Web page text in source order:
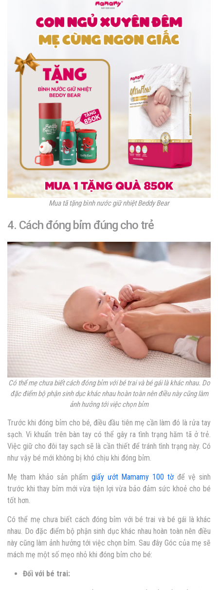
Mua tã tặng bình nước giữ nhiệt Beddy Bear
4. Cách đóng bỉm đúng cho trẻ
Có thể mẹ chưa biết cách đóng bỉm với bé trai và bé gái là khác nhau. Do
đặc điểm bộ phận sinh dục khác nhau hoàn toàn nên điều này cũng làm
ảnh hưởng tới việc chọn bỉm
Trước khi đóng bỉm cho bé, điều đầu tiên mẹ cần làm đó là rửa tay
sạch. Vi khuẩn trên bàn tay có thể gây ra tình trạng hăm tã ở trẻ.
Việc giữ cho đôi tay sạch sẽ là cần thiết để tránh tình trạng này. Có
như vậy bé mới không bị khó chịu khi đóng bỉm.
Mẹ tham khảo sản phẩm giấy ướt Mamamy 100 tờ để vệ sinh
trước khi thay bỉm mới vừa tiện lợi vừa bảo đảm sức khoẻ cho bé
tốt hơn.
Có thể mẹ chưa biết cách đóng bỉm với bé trai và bé gái là khác
nhau. Do đặc điểm bộ phận sinh dục khác nhau hoàn toàn nên điều
này cũng làm ảnh hưởng tới việc chọn bỉm. Sau đây Góc của mẹ sẽ
mách mẹ một số mẹo nhỏ khi đóng bỉm cho bé:
Đối với bé trai: